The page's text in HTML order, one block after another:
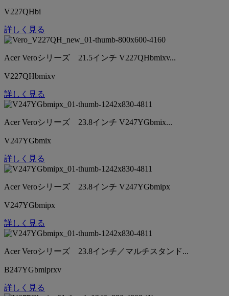
V227QHbi
詳しく見る
Acer Veroシリーズ 21.5インチ V227QHbmixv...
V227QHbmixv
詳しく見る
Acer Veroシリーズ 23.8インチ V247YGbmix...
V247YGbmix
詳しく見る
Acer Veroシリーズ 23.8インチ V247YGbmipx
V247YGbmipx
詳しく見る
Acer Veroシリーズ 23.8インチ／マルチスタンド...
B247YGbmiprxv
詳しく見る